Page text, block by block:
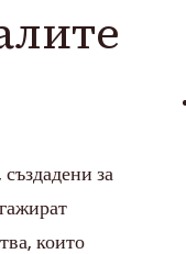
за
които